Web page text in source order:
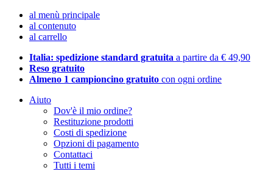
al menù principale
al contenuto
al carrello
Italia: spedizione standard gratuita a partire da € 49,90
Reso gratuito
Almeno 1 campioncino gratuito con ogni ordine
Aiuto
Dov'è il mio ordine?
Restituzione prodotti
Costi di spedizione
Opzioni di pagamento
Contattaci
Tutti i temi